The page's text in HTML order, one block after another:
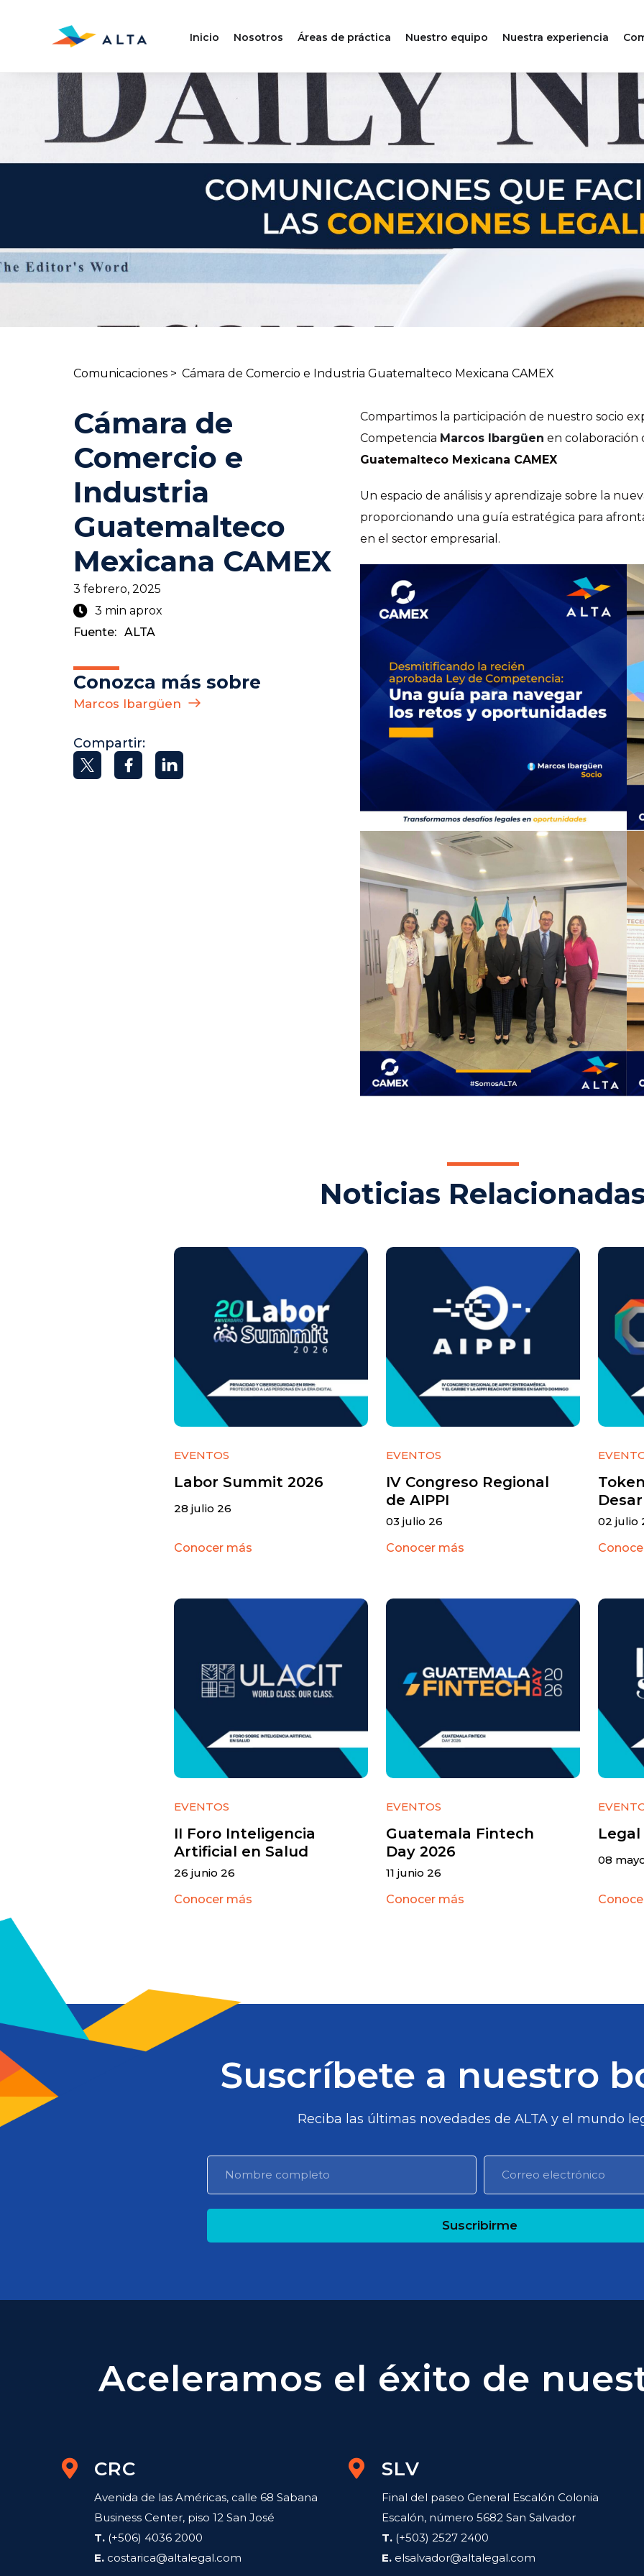
Inicio Nosotros Áreas de práctica Nuestro equipo Nuestra experiencia
Comunicaciones > Cámara de Comercio e Industria Guatemalteco Mexicana CAMEX
Cámara de
Comercio e
Industria
Guatemalteco
Mexicana CAMEX
3 febrero, 2025
3 min aprox
Fuente: ALTA
Conozca más sobre
Marcos Ibargüen
Compartir:
Compartimos la participación de nuestro socio
Competencia Marcos Ibargüen en colaboración
Guatemalteco Mexicana CAMEX
Un espacio de análisis y aprendizaje sobre la
proporcionando una guía estratégica para
en el sector empresarial.
Noticias
EVENTOS
Labor Summit 2026
28 julio 26
Conocer más
EVENTOS
IV Congreso Regional
de AIPPI
03 julio 26
Conocer más
02 julio
EVENTOS
II Foro Inteligencia
Artificial en Salud
26 junio 26
Conocer más
EVENTOS
Guatemala Fintech
Day 2026
11 junio 26
Conocer más
08
Suscríbete a nuestro
Reciba las últimas novedades de ALTA y el mundo
Suscribirme
Aceleramos el éxito de
CRC
Avenida de las Américas, calle 68 Sabana
Business Center, piso 12 San José
T. (+506) 4036 2000
E. costarica@altalegal.com
SLV
Final del paseo General Escalón Colonia
Escalón, número 5682 San Salvador
T.(+503) 2527 2400
E.elsalvador@altalegal.com